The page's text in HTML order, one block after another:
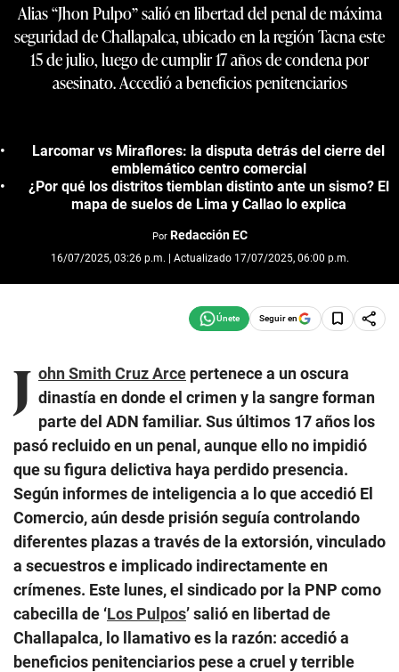
Alias “Jhon Pulpo” salió en libertad del penal de máxima
seguridad de Challapalca, ubicado en la región Tacna este
15 de julio, luego de cumplir 17 años de condena por
asesinato. Accedió a beneficios penitenciarios
Larcomar vs Miraflores: la disputa detrás del cierre del
emblemático centro comercial
¿Por qué los distritos tiemblan distinto ante un sismo? El
mapa de suelos de Lima y Callao lo explica
Por Redacción EC
16/07/2025, 03:26 p.m. | Actualizado 17/07/2025, 06:00 p.m.
Seguir en
J ohn Smith Cruz Arce pertenece a un oscura
dinastía en donde el crimen y la sangre forman
parte del ADN familiar. Sus últimos 17 años los
pasó recluido en un penal, aunque ello no impidió
que su figura delictiva haya perdido presencia.
Según informes de inteligencia a lo que accedió El
Comercio, aún desde prisión seguía controlando
diferentes plazas a través de la extorsión, vinculado
a secuestros e implicado indirectamente en
crímenes. Este lunes, el sindicado por la PNP como
cabecilla de ‘Los Pulpos’ salió en libertad de
Challapalca, lo llamativo es la razón: accedió a
beneficios penitenciarios pese a cruel y terrible